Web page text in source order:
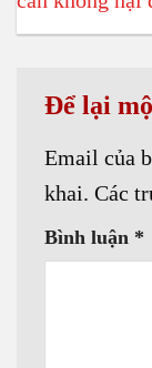
Để lại
Email của
khai. Các
Bình luận *